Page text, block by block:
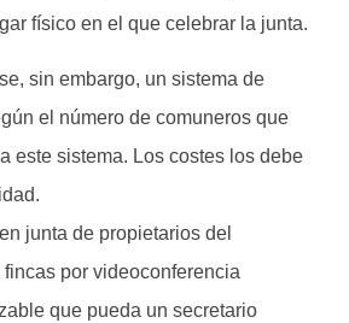
físico en el que celebrar la junta.
sin embargo, un sistema de
el número de comuneros que
este sistema. Los costes los debe
junta de propietarios del
por videoconferencia
que pueda un secretario